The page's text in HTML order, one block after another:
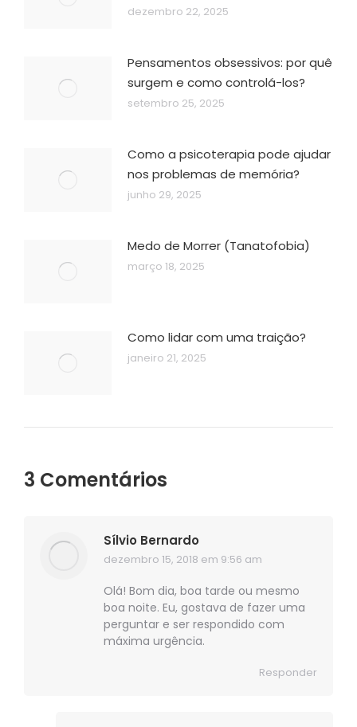
dezembro 22, 2025
Pensamentos obsessivos: por quê
surgem e como controlá-los?
setembro 25, 2025
Como a psicoterapia pode ajudar
nos problemas de memória?
junho 29, 2025
Medo de Morrer (Tanatofobia)
março 18, 2025
Como lidar com uma traição?
janeiro 21, 2025
3 Comentários
Sílvio Bernardo
disse:
dezembro 15, 2018 em 9:56 am
Olá! Bom dia, boa tarde ou mesmo
boa noite. Eu, gostava de fazer uma
perguntar e ser respondido com
máxima urgência.
Responder